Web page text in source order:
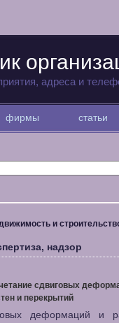
адреса и
фирмы статьи
и
надзор
сдвиговых
и перекрытий
деформаций и